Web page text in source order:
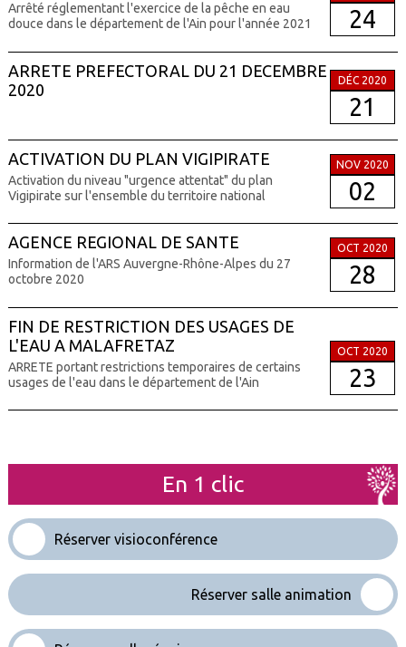
Arrêté réglementant l'exercice de la pêche en eau
douce dans le département de l'Ain pour l'année 2021
24
ARRETE PREFECTORAL DU 21 DECEMBRE
2020
DÉC 2020
21
ACTIVATION DU PLAN VIGIPIRATE
Activation du niveau "urgence attentat" du plan
Vigipirate sur l'ensemble du territoire national
NOV 2020
02
AGENCE REGIONAL DE SANTE
Information de l'ARS Auvergne-Rhône-Alpes du 27
octobre 2020
OCT 2020
28
FIN DE RESTRICTION DES USAGES DE
L'EAU A MALAFRETAZ
ARRETE portant restrictions temporaires de certains
usages de l'eau dans le département de l'Ain
OCT 2020
23
En 1 clic
Réserver visioconférence
Réserver salle animation